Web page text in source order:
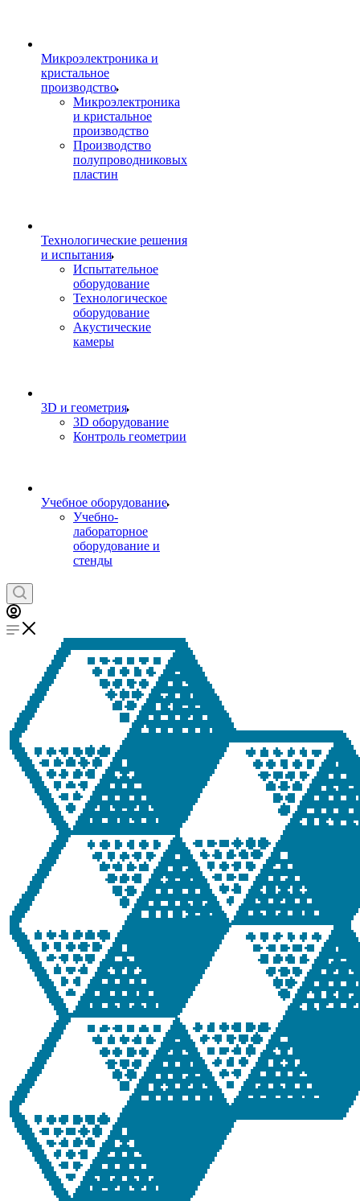
Микроэлектроника и
кристальное
производство
Микроэлектроника
и кристальное
производство
Производство
полупроводниковых
пластин
Технологические решения
и испытания
Испытательное
оборудование
Технологическое
оборудование
Акустические
камеры
3D и геометрия
3D оборудование
Контроль геометрии
Учебное оборудование
Учебно-
лабораторное
оборудование и
стенды